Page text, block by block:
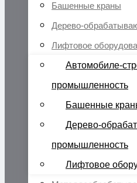
Башенные краны
Дерево-
Лифтовое
Автомобиле-
промышленность
Башенные
Дерево-
промышленность
Лифтовое